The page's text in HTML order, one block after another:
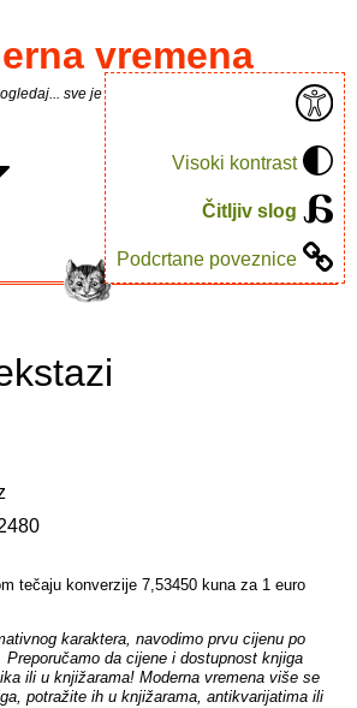
Visoki kontrast
Čitljiv slog
Podcrtane poveznice
vremena
sve je puno knjiga.
tečaju konverzije 7,53450 kuna za 1 euro
karaktera, navodimo prvu cijenu po
da cijene i dostupnost knjiga
ili u knjižarama! Moderna vremena više se
potražite ih u knjižarama, antikvarijatima ili